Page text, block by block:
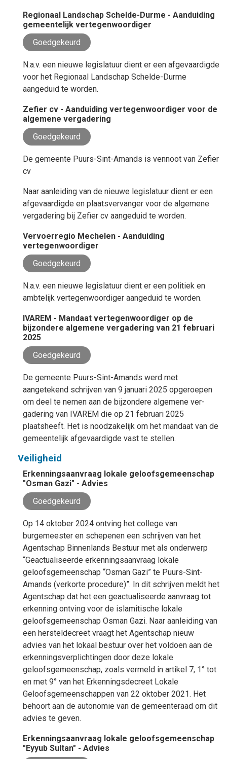
Regionaal Landschap Schelde-Durme - Aanduiding
gemeentelijk vertegenwoordiger
Goedgekeurd
N.a.v. een nieuwe legislatuur dient er een afgevaardigde
voor het Regionaal Landschap Schelde-Durme
aangeduid te worden.
Zefier cv - Aanduiding vertegenwoordiger voor de
algemene vergadering
Goedgekeurd
De gemeente Puurs-Sint-Amands is vennoot van Zefier
cv
Naar aanleiding van de nieuwe legislatuur dient er een
afgevaardigde en plaatsvervanger voor de algemene
vergadering bij Zefier cv aangeduid te worden.
Vervoerregio Mechelen - Aanduiding
vertegenwoordiger
Goedgekeurd
N.a.v. een nieuwe legislatuur dient er een politiek en
ambtelijk vertegenwoordiger aangeduid te worden.
IVAREM - Mandaat vertegenwoordiger op de
bijzondere algemene vergadering van 21 februari
2025
Goedgekeurd
De gemeente Puurs-Sint-Amands werd met
aangetekend schrijven van 9 januari 2025 opgeroepen
om deel te nemen aan de bijzondere algemene ver­
gadering van IVAREM die op 21 februari 2025
plaatsheeft. Het is noodzakelijk om het mandaat van de
gemeentelijk afgevaardigde vast te stellen.
Veiligheid
Erkenningsaanvraag lokale geloofsgemeenschap
"Osman Gazi" - Advies
Goedgekeurd
Op 14 oktober 2024 ontving het college van
burgemeester en schepenen een schrijven van het
Agentschap Binnenlands Bestuur met als onderwerp
“Geactualiseerde erkenningsaanvraag lokale
geloofsgemeenschap “Osman Gazi” te Puurs-Sint-
Amands (verkorte procedure)”. In dit schrijven meldt het
Agentschap dat het een geactualiseerde aanvraag tot
erkenning ontving voor de islamitische lokale
geloofsgemeenschap Osman Gazi. Naar aanleiding van
een hersteldecreet vraagt het Agentschap nieuw
advies van het lokaal bestuur over het voldoen aan de
erkenningsverplichtingen door deze lokale
geloofsgemeenschap, zoals vermeld in artikel 7, 1° tot
en met 9° van het Erkenningsdecreet Lokale
Geloofsgemeenschappen van 22 oktober 2021. Het
behoort aan de autonomie van de gemeenteraad om dit
advies te geven.
Erkenningsaanvraag lokale geloofsgemeenschap
"Eyyub Sultan" - Advies